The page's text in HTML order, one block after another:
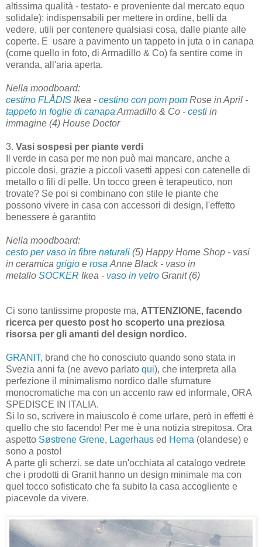
altissima qualità - testato- e proveniente dal mercato equo
solidale): indispensabili per mettere in ordine, belli da
vedere, utili per contenere qualsiasi cosa, dalle piante alle
coperte. E usare a pavimento un tappeto in juta o in canapa
(come quello in foto, di Armadillo & Co) fa sentire come in
veranda, all'aria aperta.
Nella moodboard:
cestino FLÅDIS Ikea - cestino con pom pom Rose in April -
tappeto in foglie di canapa Armadillo & Co - cesti in
immagine (4) House Doctor
3. Vasi sospesi per piante verdi
Il verde in casa per me non può mai mancare, anche a
piccole dosi, grazie a piccoli vasetti appesi con catenelle di
metallo o fili di pelle. Un tocco green è terapeutico, non
trovate? Se poi si combinano con stile le piante che
possono vivere in casa con accessori di design, l'effetto
benessere è garantito
Nella moodboard:
cesto per vaso in fibre naturali (5) Happy Home Shop - vasi
in ceramica grigio e rosa Anne Black - vaso in
metallo SOCKER Ikea - vaso in vetro Granit (6)
Ci sono tantissime proposte ma, ATTENZIONE, facendo
ricerca per questo post ho scoperto una preziosa
risorsa per gli amanti del design nordico.
GRANIT, brand che ho conosciuto quando sono stata in
Svezia anni fa (ne avevo parlato qui), che interpreta alla
perfezione il minimalismo nordico dalle sfumature
monocromatiche ma con un accento raw ed informale, ORA
SPEDISCE IN ITALIA.
Si lo so, scrivere in maiuscolo è come urlare, però in effetti è
quello che sto facendo! Per me è una notizia strepitosa. Ora
aspetto Søstrene Grene, Lagerhaus ed Hema (olandese) e
sono a posto!
A parte gli scherzi, se date un'occhiata al catalogo vedrete
che i prodotti di Granit hanno un design minimale ma con
quel tocco sofisticato che fa subito la casa accogliente e
piacevole da vivere.